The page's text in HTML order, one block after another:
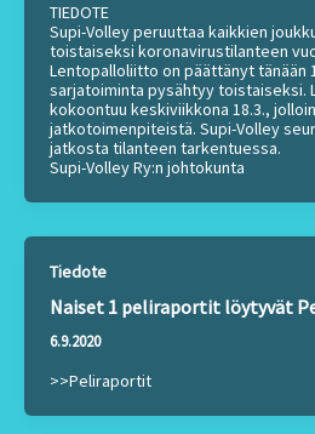
TIEDOTE
Supi-Volley peruuttaa kaikkien
toistaiseksi koronavirustilanteen
Lentopalloliitto on päättänyt tänään
sarjatoiminta pysähtyy toistaiseksi.
kokoontuu keskiviikkona 18.3.,
jatkotoimenpiteistä. Supi-Volley
jatkosta tilanteen tarkentuessa.
Supi-Volley Ry:n johtokunta
Tiedote
Naiset 1 peliraportit löytyvät
6.9.2020
>>Peliraportit